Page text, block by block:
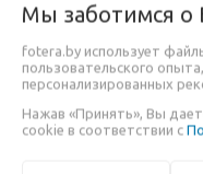
Мы заботимся о
fotera.by использует
пользовательского
персонализированных
Нажав «Принять», Вы
cookie в соответствии с